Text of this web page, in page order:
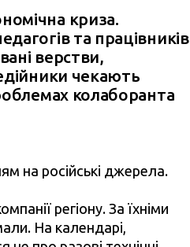
криза.
та працівників
верстви,
чекають
колаборанта
на російські джерела.
регіону. За їхніми
На календарі,